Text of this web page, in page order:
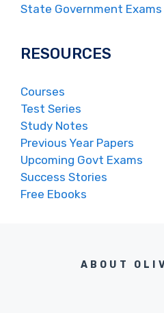
State Government Exams
RESOURCES
Courses
Test Series
Study Notes
Previous Year Papers
Upcoming Govt Exams
Success Stories
Free Ebooks
ABOUT